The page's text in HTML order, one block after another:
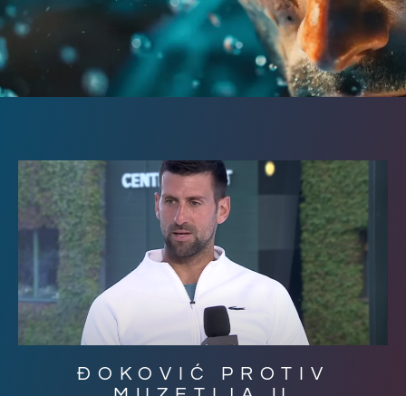
ĐOKOVIĆ PROTIV